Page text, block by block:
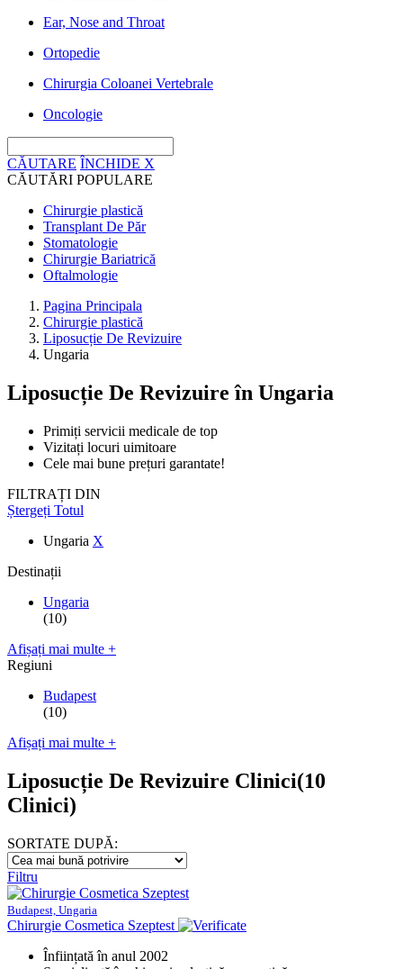
Ear, Nose and Throat
Ortopedie
Chirurgia Coloanei Vertebrale
Oncologie
CĂUTARE ÎNCHIDE X
CĂUTĂRI POPULARE
Chirurgie plastică
Transplant De Păr
Stomatologie
Chirurgie Bariatrică
Oftalmologie
Pagina Principala
Chirurgie plastică
Liposucție De Revizuire
Ungaria
Liposucție De Revizuireîn Ungaria
Primiți servicii medicale de top
Vizitați locuri uimitoare
Cele mai bune prețuri garantate!
FILTRAȚI DIN
Ștergeți Totul
Ungaria X
Destinații
Ungaria
(10)
Afișați mai multe +
Regiuni
Budapest
(10)
Afișați mai multe +
Liposucție De Revizuire Clinici(10
Clinici)
SORTATE DUPĂ:
Filtru
Budapest, Ungaria
Chirurgie Cosmetica Szeptest
Înființată în anul 2002